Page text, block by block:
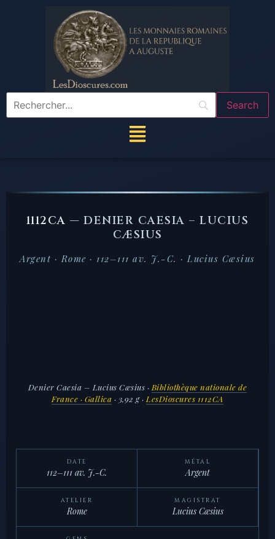
1112CA —DENIER CAESIA – LUCIUS
CÆSIUS
Argent · Rome · 112–111 av. J.-C. · Lucius Cæsius
Denier Caesia – Lucius Cæsius · Bibliothèque nationale de
France · Gallica · 3,92 g · LesDioscures 1112CA
DATE
112–111 av. J.-C.
MÉTAL
Argent
ATELIER
Rome
MAGISTRAT
Lucius Cæsius